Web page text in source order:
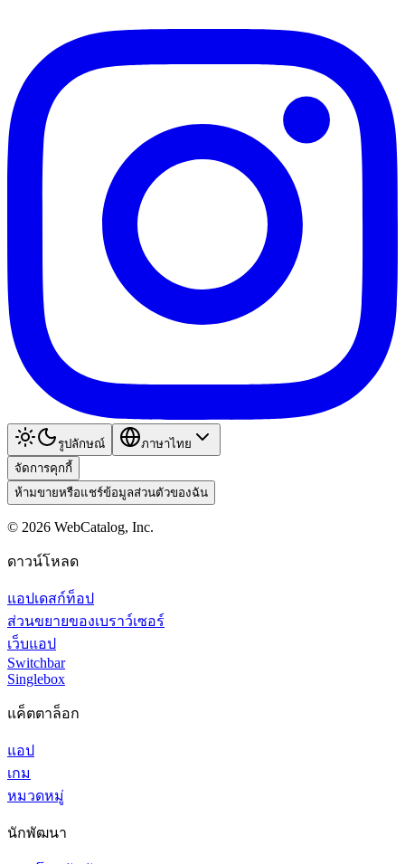
รูปลักษณ์
ภาษาไทย
จัดการคุกกี้
ห้ามขายหรือแชร์ข้อมูลส่วนตัวของฉัน
© 2026 WebCatalog, Inc.
ดาวน์โหลด
แอปเดสก์ท็อป
ส่วนขยายของเบราว์เซอร์
เว็บแอป
Switchbar
Singlebox
แค็ตตาล็อก
แอป
เกม
หมวดหมู่
นักพัฒนา